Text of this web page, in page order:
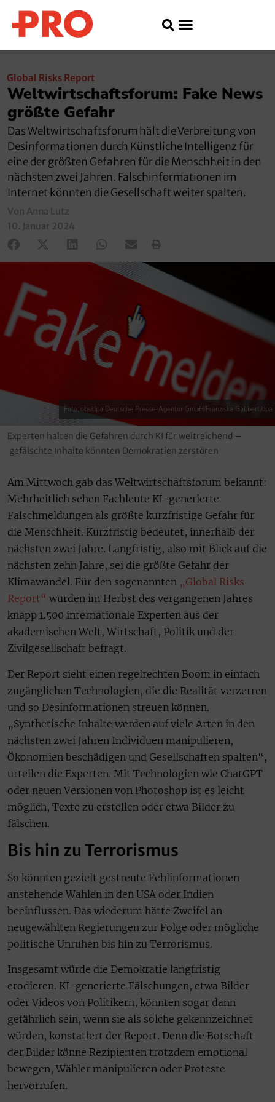
Global Risks Report
Weltwirtschaftsforum: Fake News
größte Gefahr
Das Weltwirtschaftsforum hält die Verbreitung von
Desinformationen durch Künstliche Intelligenz für
eine der größten Gefahren für die Menschheit in den
nächsten zwei Jahren. Falschinformationen im
Internet könnten die Gesellschaft weiter spalten.
Von Anna Lutz
10. Januar 2024
Foto: obs/dpa Deutsche Presse-Agentur GmbH/Franziska Gabbert/dpa
Experten halten die Gefahren durch KI für weitreichend –
gefälschte Inhalte könnten Demokratien zerstören
Am Mittwoch gab das Weltwirtschaftsforum bekannt:
Mehrheitlich sehen Fachleute KI-generierte
Falschmeldungen als größte kurzfristige Gefahr für
die Menschheit. Kurzfristig bedeutet, innerhalb der
nächsten zwei Jahre. Langfristig, also mit Blick auf die
nächsten zehn Jahre, sei die größte Gefahr der
Klimawandel. Für den sogenannten „Global Risks
Report“ wurden im Herbst des vergangenen Jahres
knapp 1.500 internationale Experten aus der
akademischen Welt, Wirtschaft, Politik und der
Zivilgesellschaft befragt.
Der Report sieht einen regelrechten Boom in einfach
zugänglichen Technologien, die die Realität verzerren
und so Desinformationen streuen können.
„Synthetische Inhalte werden auf viele Arten in den
nächsten zwei Jahren Individuen manipulieren,
Ökonomien beschädigen und Gesellschaften spalten“,
urteilen die Experten. Mit Technologien wie ChatGPT
oder neuen Versionen von Photoshop ist es leicht
möglich, Texte zu erstellen oder etwa Bilder zu
fälschen.
Bis hin zu Terrorismus
So könnten gezielt gestreute Fehlinformationen
anstehende Wahlen in den USA oder Indien
beeinflussen. Das wiederum hätte Zweifel an
neugewählten Regierungen zur Folge oder mögliche
politische Unruhen bis hin zu Terrorismus.
Insgesamt würde die Demokratie langfristig
erodieren. KI-generierte Fälschungen, etwa Bilder
oder Videos von Politikern, könnten sogar dann
gefährlich sein, wenn sie als solche gekennzeichnet
würden, konstatiert der Report. Denn die Botschaft
der Bilder könne Rezipienten trotzdem emotional
bewegen, Wähler manipulieren oder Proteste
hervorrufen.